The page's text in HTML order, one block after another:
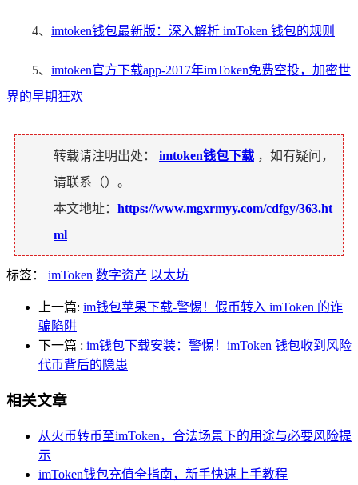
4、 imtoken钱包最新版：深入解析 imToken 钱包的规则
5、 imtoken官方下载app-2017年imToken免费空投，加密世
界的早期狂欢
转载请注明出处： imtoken钱包下载 ，如有疑问，
请联系（）。
本文地址： https://www.mgxrmyy.com/cdfgy/363.ht
ml
标签： imToken 数字资产 以太坊
上一篇: im钱包苹果下载-警惕！假币转入 imToken 的诈
骗陷阱
下一篇 : im钱包下载安装：警惕！imToken 钱包收到风险
代币背后的隐患
相关文章
从火币转币至imToken，合法场景下的用途与必要风险提
示
imToken钱包充值全指南，新手快速上手教程